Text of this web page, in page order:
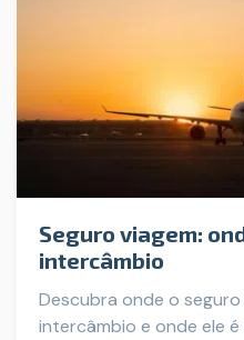
Seguro viagem:
intercâmbio
Descubra onde o seguro
intercâmbio e onde ele é